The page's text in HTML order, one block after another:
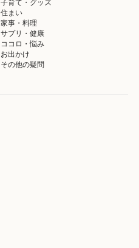
子育て・グッズ
住まい
家事・料理
サプリ・健康
ココロ・悩み
お出かけ
その他の疑問